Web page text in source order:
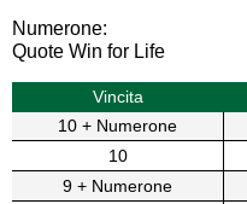
Numerone:
Quote Win for Life
Vincita
10 + Numerone
10
9 + Numerone